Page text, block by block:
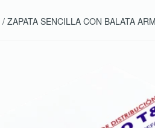
/ ZAPATA SENCILLA CON BALATA